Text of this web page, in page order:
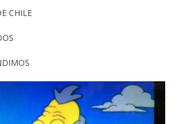
CHILE